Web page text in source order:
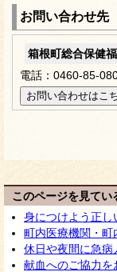
お問い合わせ先
箱根町総合保健
電話：0460-85-
このページを見てい
身につけよう正し
町内医療機関・町
休日や夜間に急病
献血へのご協力を